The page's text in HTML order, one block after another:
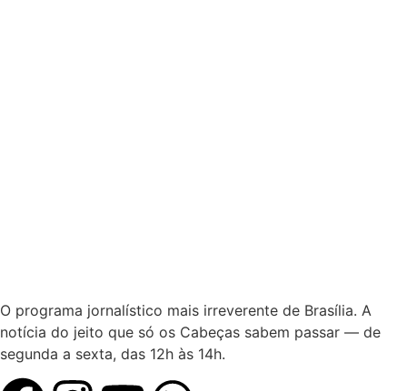
O programa jornalístico mais irreverente de Brasília. A
notícia do jeito que só os Cabeças sabem passar — de
segunda a sexta, das 12h às 14h.